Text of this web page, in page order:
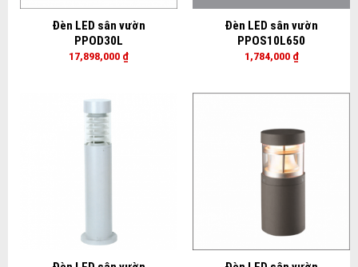
Đèn LED sân vườn
PPOD30L
17,898,000 ₫
Đèn LED sân vườn
PPOS10L650
1,784,000 ₫